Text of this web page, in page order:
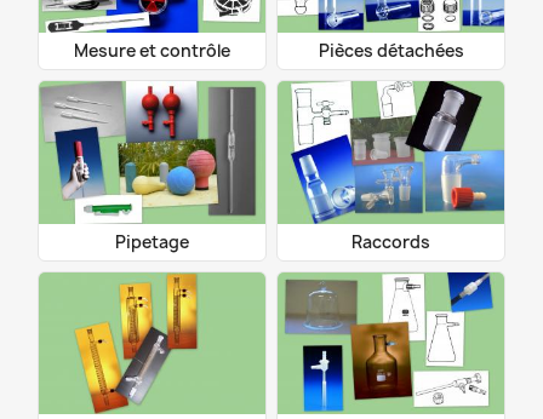
Mesure et contrôle Pièces détachées
Pipetage Raccords